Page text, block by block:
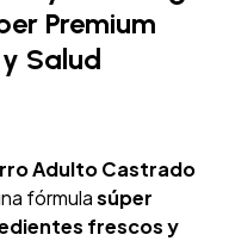
Premium
Salud
Adulto Castrado
fórmulasúper
frescos y